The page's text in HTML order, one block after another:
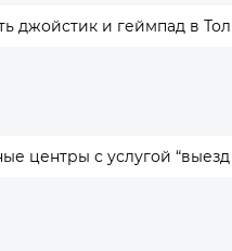
джойстик и геймпад в
центры с услугой